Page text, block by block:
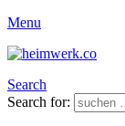
Menu
Search
Search for: